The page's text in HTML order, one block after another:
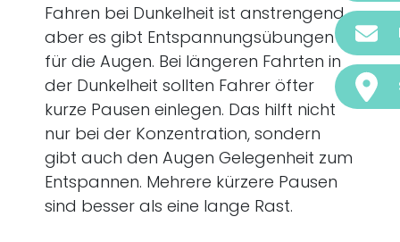
Fahren bei Dunkelheit ist anstrengend,
aber es gibt Entspannungsübungen
für die Augen. Bei längeren Fahrten in
der Dunkelheit sollten Fahrer öfter
kurze Pausen einlegen. Das hilft nicht
nur bei der Konzentration, sondern
gibt auch den Augen Gelegenheit zum
Entspannen. Mehrere kürzere Pausen
sind besser als eine lange Rast.